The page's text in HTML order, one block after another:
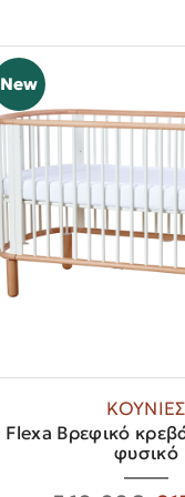
New
ΚΟΥΝΙΕΣ
Flexa Βρεφικό
φυσικό